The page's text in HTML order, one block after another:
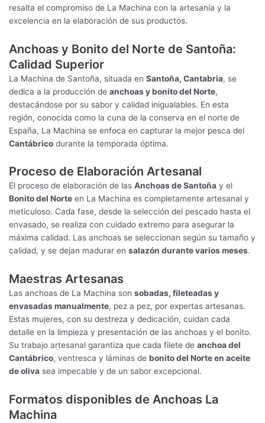
resalta el compromiso de La Machina con la artesanía y la
excelencia en la elaboración de sus productos.
Anchoas y Bonito del Norte de Santoña:
Calidad Superior
La Machina de Santoña, situada en Santoña, Cantabria, se
dedica a la producción de anchoas y bonito del Norte,
destacándose por su sabor y calidad inigualables. En esta
región, conocida como la cuna de la conserva en el norte de
España, La Machina se enfoca en capturar la mejor pesca del
Cantábrico durante la temporada óptima.
Proceso de Elaboración Artesanal
El proceso de elaboración de las Anchoas de Santoña y el
Bonito del Norte en La Machina es completamente artesanal y
meticuloso. Cada fase, desde la selección del pescado hasta el
envasado, se realiza con cuidado extremo para asegurar la
máxima calidad. Las anchoas se seleccionan según su tamaño y
calidad, y se dejan madurar en salazón durante varios meses.
Maestras Artesanas
Las anchoas de La Machina son sobadas, fileteadas y
envasadas manualmente, pez a pez, por expertas artesanas.
Estas mujeres, con su destreza y dedicación, cuidan cada
detalle en la limpieza y presentación de las anchoas y el bonito.
Su trabajo artesanal garantiza que cada filete de anchoa del
Cantábrico, ventresca y láminas de bonito del Norte en aceite
de oliva sea impecable y de un sabor excepcional.
Formatos disponibles de Anchoas La
Machina